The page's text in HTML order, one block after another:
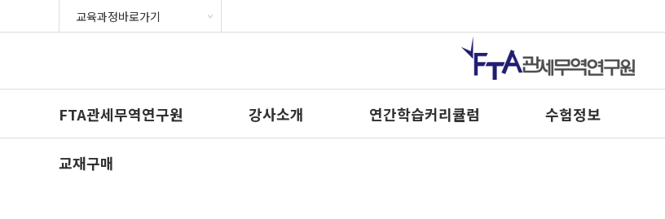
FTA관세무역연구원 강사소개 연간학습커리큘럼 수험정보
교재구매